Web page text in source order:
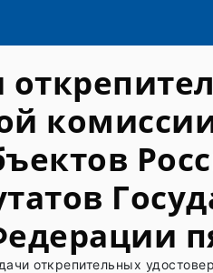
открепительных